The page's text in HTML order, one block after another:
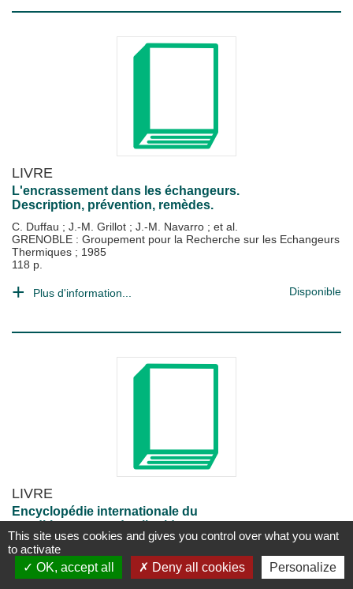
LIVRE
L'encrassement dans les échangeurs.
Description, prévention, remèdes.
C. Duffau ; J.-M. Grillot ; J.-M. Navarro ; et al.
GRENOBLE : Groupement pour la Recherche sur les Echangeurs
Thermiques ; 1985
118 p.
Plus d'information... Disponible
LIVRE
Encyclopédie internationale du
conditionnement des liquides.
P.-A. Caron
Paris : Compagnie française d'éditions;1967
1060 p.
This site uses cookies and gives you control over what you want
to activate
OK, accept all
Deny all cookies Personalize